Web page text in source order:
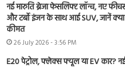
नई मारुति ब्रेजा फेसलिफ्ट लॉन्च, नए
और टर्बो इंजन के साथ आई SUV, जानें
कीमत
26 July 2026 - 3:56 PM
E20 पेट्रोल, फ्लेक्स फ्यूल या EV कार?